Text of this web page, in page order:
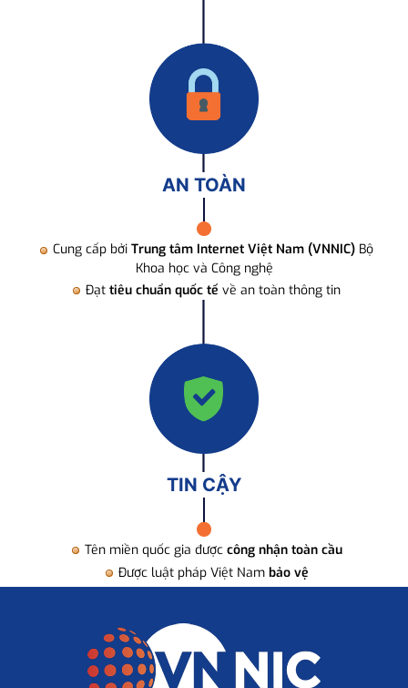
AN TOÀN
Cung cấp bởi Trung tâm Internet Việt Nam (VNNIC) Bộ
Khoa học và Công nghệ
Đạt tiêu chuẩn quốc tế về an toàn thông tin
TIN CẬY
Tên miền quốc gia được công nhận toàn cầu
Được luật pháp Việt Nam bảo vệ